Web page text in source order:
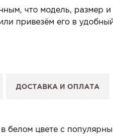
что модель, размер и
привезём его в
ДОСТАВКА И ОПЛАТА
цвете с